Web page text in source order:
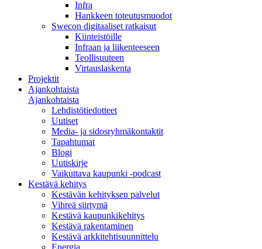
Infra
Hankkeen toteutusmuodot
Swecon digitaaliset ratkaisut
Kiinteistöille
Infraan ja liikenteeseen
Teollisuuteen
Virtauslaskenta
Projektit
Ajankohtaista
Ajankohtaista
Lehdistötiedotteet
Uutiset
Media- ja sidosryhmäkontaktit
Tapahtumat
Blogi
Uutiskirje
Vaikuttava kaupunki -podcast
Kestävä kehitys
Kestävän kehityksen palvelut
Vihreä siirtymä
Kestävä kaupunkikehitys
Kestävä rakentaminen
Kestävä arkkitehtisuunnittelu
Energia